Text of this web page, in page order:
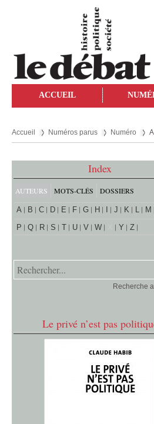
ACCUEIL
Accueil Numéros parus Numéro
Index
AUTEURS MOTS-CLÉS DOSSIERS
A B C D E F G H J K L M
P
Q R S T U V W Y Z
Recherche
Le privé n’est pas